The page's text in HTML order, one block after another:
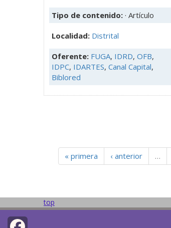
Tipo de contenido: · Artículo
Localidad: Distrital
Oferente: FUGA, IDRD, OFB,
IDPC, IDARTES, Canal Capital,
Biblored
« primera ‹ anterior …
top